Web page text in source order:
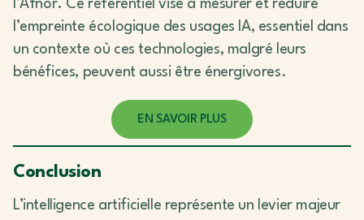
l’Afnor. Ce référentiel vise à mesurer et réduire
l’empreinte écologique des usages IA, essentiel dans
un contexte où ces technologies, malgré leurs
bénéfices, peuvent aussi être énergivores.
EN SAVOIR PLUS
Conclusion
L’intelligence artificielle représente un levier majeur